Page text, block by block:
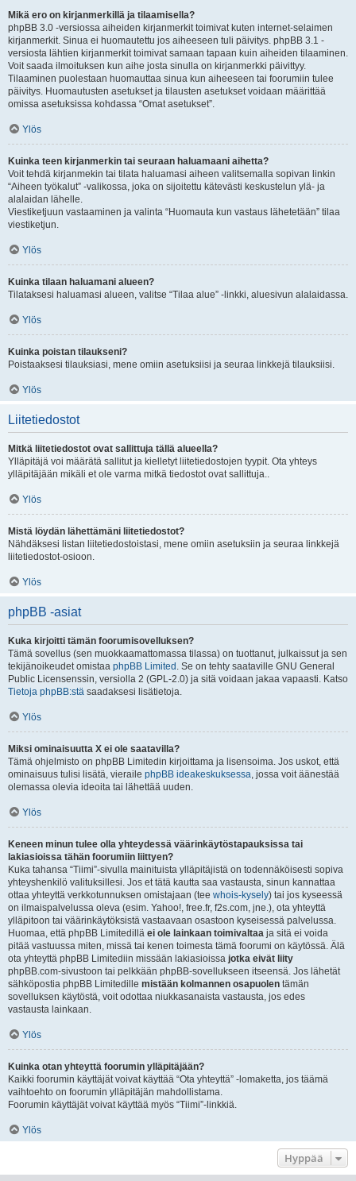
Mikä ero on kirjanmerkillä ja tilaamisella?
phpBB 3.0 -versiossa aiheiden kirjanmerkit toimivat kuten internet-selaimen
kirjanmerkit. Sinua ei huomautettu jos aiheeseen tuli päivitys. phpBB 3.1 -
versiosta lähtien kirjanmerkit toimivat samaan tapaan kuin aiheiden tilaaminen.
Voit saada ilmoituksen kun aihe josta sinulla on kirjanmerkki päivittyy.
Tilaaminen puolestaan huomauttaa sinua kun aiheeseen tai foorumiin tulee
päivitys. Huomautusten asetukset ja tilausten asetukset voidaan määrittää
omissa asetuksissa kohdassa “Omat asetukset”.
Ylös
Kuinka teen kirjanmerkin tai seuraan haluamaani aihetta?
Voit tehdä kirjanmekin tai tilata haluamasi aiheen valitsemalla sopivan linkin
“Aiheen työkalut” -valikossa, joka on sijoitettu kätevästi keskustelun ylä- ja
alalaidan lähelle.
Viestiketjuun vastaaminen ja valinta “Huomauta kun vastaus lähetetään” tilaa
viestiketjun.
Ylös
Kuinka tilaan haluamani alueen?
Tilataksesi haluamasi alueen, valitse “Tilaa alue” -linkki, aluesivun alalaidassa.
Ylös
Kuinka poistan tilaukseni?
Poistaaksesi tilauksiasi, mene omiin asetuksiisi ja seuraa linkkejä tilauksiisi.
Ylös
Liitetiedostot
Mitkä liitetiedostot ovat sallittuja tällä alueella?
Ylläpitäjä voi määrätä sallitut ja kielletyt liitetiedostojen tyypit. Ota yhteys
ylläpitäjään mikäli et ole varma mitkä tiedostot ovat sallittuja..
Ylös
Mistä löydän lähettämäni liitetiedostot?
Nähdäksesi listan liitetiedostoistasi, mene omiin asetuksiin ja seuraa linkkejä
liitetiedostot-osioon.
Ylös
phpBB -asiat
Kuka kirjoitti tämän foorumisovelluksen?
Tämä sovellus (sen muokkaamattomassa tilassa) on tuottanut, julkaissut ja sen
tekijänoikeudet omistaa phpBB Limited . Se on tehty saataville GNU General
Public Licensenssin, versiolla 2 (GPL-2.0) ja sitä voidaan jakaa vapaasti. Katso
Tietoja phpBB:stä saadaksesi lisätietoja.
Ylös
Miksi ominaisuutta X ei ole saatavilla?
Tämä ohjelmisto on phpBB Limitedin kirjoittama ja lisensoima. Jos uskot, että
ominaisuus tulisi lisätä, vieraile phpBB ideakeskuksessa, jossa voit äänestää
olemassa olevia ideoita tai lähettää uuden.
Ylös
Keneen minun tulee olla yhteydessä väärinkäytöstapauksissa tai
lakiasioissa tähän foorumiin liittyen?
Kuka tahansa “Tiimi”-sivulla mainituista ylläpitäjistä on todennäköisesti sopiva
yhteyshenkilö valituksillesi. Jos et tätä kautta saa vastausta, sinun kannattaa
ottaa yhteyttä verkkotunnuksen omistajaan (tee whois-kysely) tai jos kyseessä
on ilmaispalvelussa oleva (esim. Yahoo!, free.fr, f2s.com, jne.), ota yhteyttä
ylläpitoon tai väärinkäytöksistä vastaavaan osastoon kyseisessä palvelussa.
Huomaa, että phpBB Limitedillä ei ole lainkaan toimivaltaa ja sitä ei voida
pitää vastuussa miten, missä tai kenen toimesta tämä foorumi on käytössä. Älä
ota yhteyttä phpBB Limitediin missään lakiasioissa jotka eivät liity
phpBB.com-sivustoon tai pelkkään phpBB-sovellukseen itseensä. Jos lähetät
sähköpostia phpBB Limitedille mistään kolmannen osapuolen tämän
sovelluksen käytöstä, voit odottaa niukkasanaista vastausta, jos edes
vastausta lainkaan.
Ylös
Kuinka otan yhteyttä foorumin ylläpitäjään?
Kaikki foorumin käyttäjät voivat käyttää “Ota yhteyttä” -lomaketta, jos täämä
vaihtoehto on foorumin ylläpitäjän mahdollistama.
Foorumin käyttäjät voivat käyttää myös “Tiimi”-linkkiä.
Ylös
Hyppää